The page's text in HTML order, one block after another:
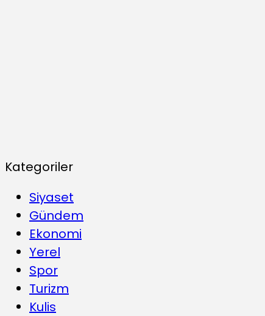
Kategoriler
Siyaset
Gündem
Ekonomi
Yerel
Spor
Turizm
Kulis